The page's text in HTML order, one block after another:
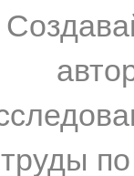
труды